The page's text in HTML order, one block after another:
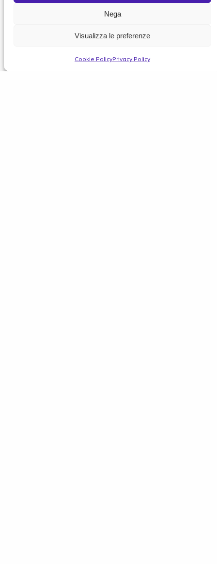
Nega
Visualizza le preferenze
Cookie PolicyPrivacy Policy